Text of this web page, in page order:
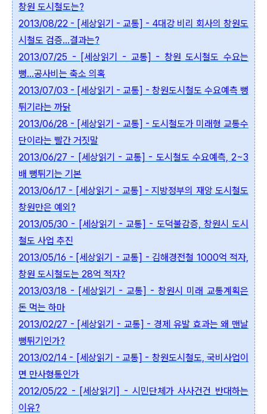
창원 도시철도는?
2013/08/22 - [세상읽기 - 교통] - 4대강 비리 회사의 창원도
시철도 검증...결과는?
2013/07/25 - [세상읽기 - 교통] - 창원 도시철도 수요는
뻥...공사비는 축소 의혹
2013/07/03 - [세상읽기 - 교통] - 창원도시철도 수요예측 뻥
튀기라는 까닭
2013/06/28 - [세상읽기 - 교통] - 도시철도가 미래형 교통수
단이라는 빨간 거짓말
2013/06/27 - [세상읽기 - 교통] - 도시철도 수요예측, 2~3
배 뻥튀기는 기본
2013/06/17 - [세상읽기 - 교통] - 지방정부의 재앙 도시철도
창원만은 예외?
2013/05/30 - [세상읽기 - 교통] - 도덕불감증, 창원시 도시
철도 사업 추진
2013/05/16 - [세상읽기 - 교통] - 김해경전철 1000억 적자,
창원 도시철도는 28억 적자?
2013/03/18 - [세상읽기 - 교통] - 창원시 미래 교통계획은
돈 먹는 하마
2013/02/27 - [세상읽기 - 교통] - 경제 유발 효과는 왜 맨날
뻥튀기인가?
2013/02/14 - [세상읽기 - 교통] - 창원도시철도, 국비사업이
면 만사형통인가
2012/05/22 - [세상읽기] - 시민단체가 사사건건 반대하는
이유?